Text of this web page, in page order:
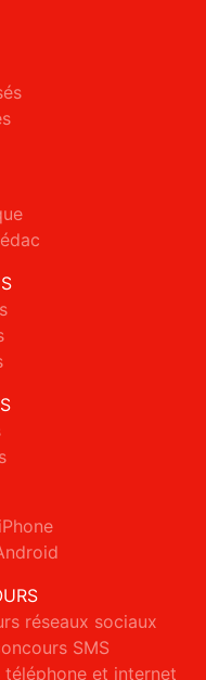
réseaux sociaux
SMS
téléphone et internet